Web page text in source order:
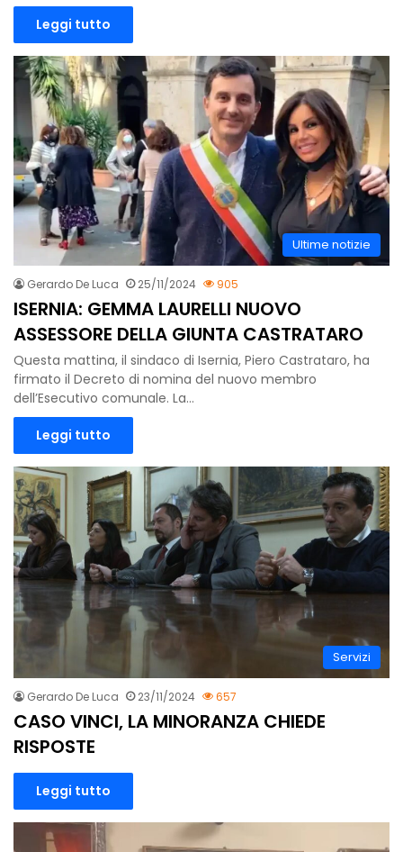
Leggi tutto
Ultime notizie
Gerardo De Luca 25/11/2024 905
ISERNIA: GEMMA LAURELLI NUOVO
ASSESSORE DELLA GIUNTA CASTRATARO
Questa mattina, il sindaco di Isernia, Piero Castrataro, ha
firmato il Decreto di nomina del nuovo membro
dell’Esecutivo comunale. La…
Leggi tutto
Servizi
Gerardo De Luca 23/11/2024 657
CASO VINCI, LA MINORANZA CHIEDE
RISPOSTE
Leggi tutto